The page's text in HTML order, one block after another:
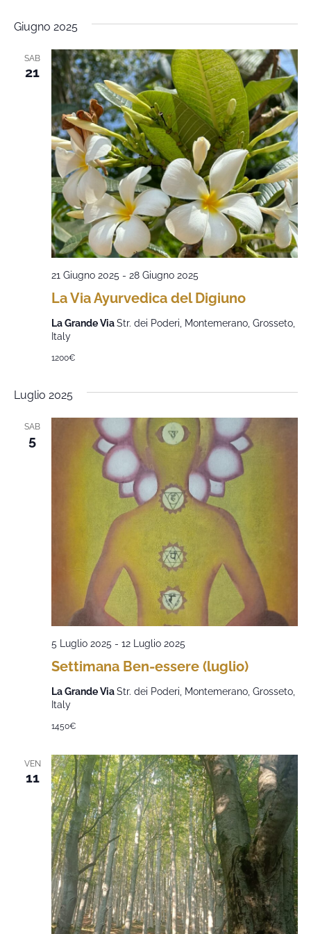
Giugno 2025
SAB
21
La Via Ayurvedica del Digiuno
21 Giugno 2025 - 28 Giugno 2025
La Grande ViaStr. dei Poderi, Montemerano, Grosseto,
Italy
1200€
Luglio 2025
SAB
5
Settimana Ben-essere (luglio)
5 Luglio 2025 - 12 Luglio 2025
La Grande ViaStr. dei Poderi, Montemerano, Grosseto,
Italy
1450€
VEN
11